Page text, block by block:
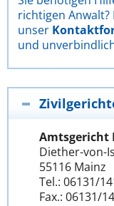
richtigen
unser
und
Amtsgericht
Diether-von-
55116 Mainz
Tel.: 06131/
Fax.: 06131/